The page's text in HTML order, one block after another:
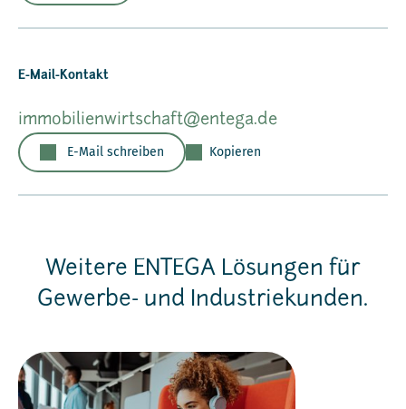
E-Mail-Kontakt
immobilienwirtschaft@entega.de
E-Mail schreiben Kopieren
Weitere ENTEGA Lösungen für
Gewerbe- und Industriekunden.